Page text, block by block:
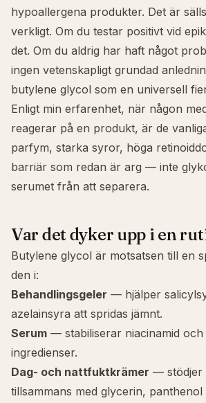
hypoallergena produkter. Det är
verkligt. Om du testar positivt vid
det. Om du aldrig har haft något
ingen vetenskapligt grundad
butylene glycol som en universell
Enligt min erfarenhet, när någon
reagerar på en produkt, är de
parfym, starka syror, höga
barriär som redan är arg — inte
serumet från att separera.
Var det dyker upp i en
Butylene glycol är motsatsen till en
den i:
Behandlingsgeler — hjälper
azelainsyra att spridas jämnt.
Serum — stabiliserar niacinamid och
ingredienser.
Dag- och nattfuktkrämer — stödjer
tillsammans med glycerin, panthenol